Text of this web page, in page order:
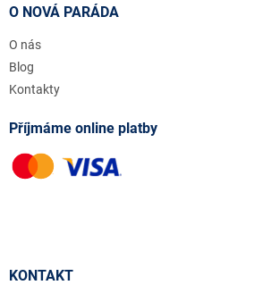
O NOVÁ PARÁDA
O nás
Blog
Kontakty
Příjmáme online platby
KONTAKT